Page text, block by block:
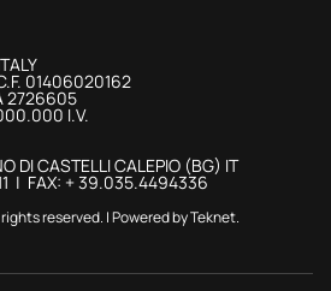
01406020162
2726605
I.V.
DI CASTELLI CALEPIO (BG) IT
| FAX: + 39.035.4494336
reserved. | Powered byTeknet.